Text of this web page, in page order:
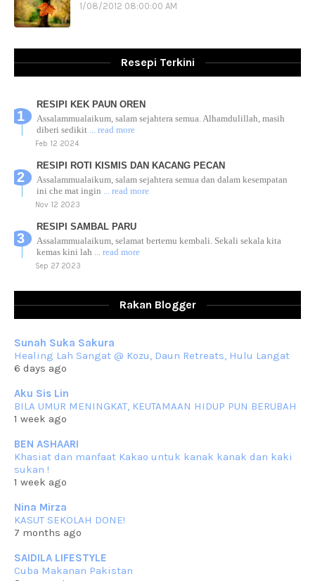
1/08/2012 08:00:00 AM
Resepi Terkini
RESIPI KEK PAUN OREN
Assalammualaikum, salam sejahtera semua. Alhamdulillah, masih
diberi sedikit ... read more
Feb 12 2024
RESIPI ROTI KISMIS DAN KACANG PECAN
Assalammualaikum, salam sejahtera semua dan dalam kesempatan
ini che mat ingin ... read more
Nov 12 2023
RESIPI SAMBAL PARU
Assalammualaikum, selamat bertemu kembali. Sekali sekala kita
kemas kini lah ... read more
Sep 27 2023
Assalammualaikum, salam sejahtera dan salam rindu untuk semua.
RESIPI KUIH KASWI KELEDEK UNGU
Assalammualaikum, salam semua. Masih belum terlambat untuk che
mat ucapkan
Jun 30 2023
RESIPI KURMA AYAM MERAH
Assalammualaikum, salam semua. Hari ni 4 Zulhijjah 1444 Hijrah,
Jun 23 2023
RESIPI SAMBAL PARU
Assalammualaikum, salam sejahtera semua. Lama betul che mat tak
Jun 20 2023
RESIPI PISANG MUDA MASAK LEMAK
lemak ni che mat... read more
Mar 07 2023
Rakan Blogger
Sunah Suka Sakura
Healing Lah Sangat @ Kozu, Daun Retreats, Hulu Langat
6 days ago
Aku Sis Lin
BILA UMUR MENINGKAT, KEUTAMAAN HIDUP PUN BERUBAH
1 week ago
BEN ASHAARI
Khasiat dan manfaat Kakao untuk kanak kanak dan kaki
sukan !
1 week ago
Nina Mirza
KASUT SEKOLAH DONE!
7 months ago
SAIDILA LIFESTYLE
Cuba Makanan Pakistan